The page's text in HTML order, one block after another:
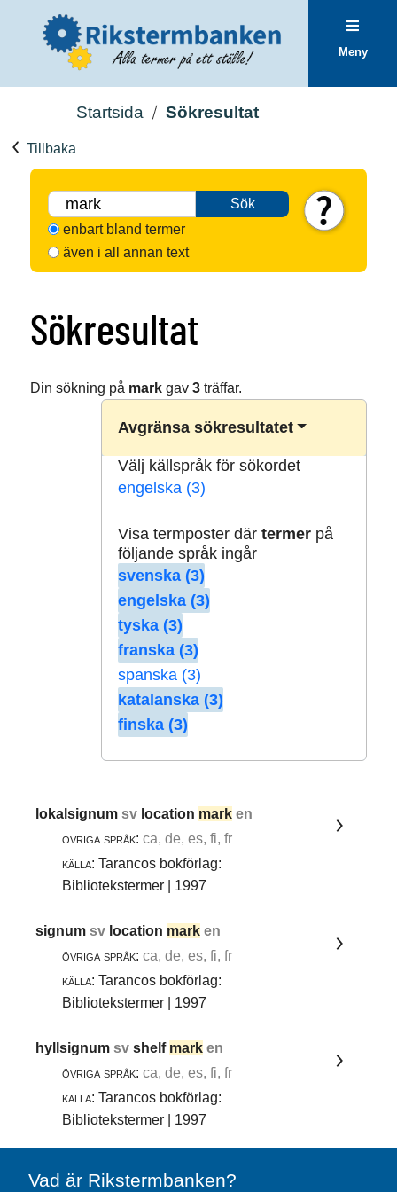
Meny
Startsida Sökresultat
Tillbaka
Sök
enbart bland termer
även i all annan text
Sökresultat
Din sökning på markgav 3träffar.
Avgränsa sökresultatet
Välj källspråk för sökordet
engelska (3)
Visa termposter där termerpå
följande språk ingår
svenska (3)
engelska (3)
tyska (3)
franska (3)
spanska (3)
katalanska (3)
finska (3)
lokalsignumsv location mark en
övriga språk: ca, de, es, fi, fr
källa: Tarancos bokförlag:
Bibliotekstermer | 1997
signumsv location mark en
övriga språk: ca, de, es, fi, fr
källa: Tarancos bokförlag:
Bibliotekstermer | 1997
hyllsignumsvshelf mark en
övriga språk: ca, de, es, fi, fr
källa: Tarancos bokförlag:
Bibliotekstermer | 1997
Vad är Rikstermbanken?